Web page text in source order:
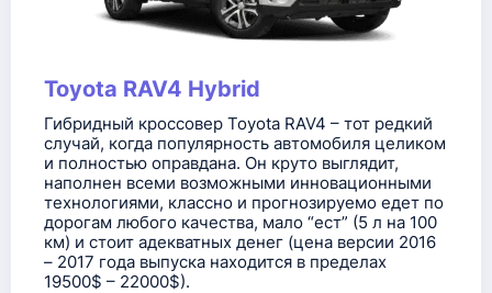
Toyota RAV4 Hybrid
Гибридный кроссовер Toyota RAV4 – тот редкий
случай, когда популярность автомобиля целиком
и полностью оправдана. Он круто выглядит,
наполнен всеми возможными инновационными
технологиями, классно и прогнозируемо едет по
дорогам любого качества, мало “ест” (5 л на 100
км) и стоит адекватных денег (цена версии 2016
– 2017 года выпуска находится в пределах
19500$ – 22000$).